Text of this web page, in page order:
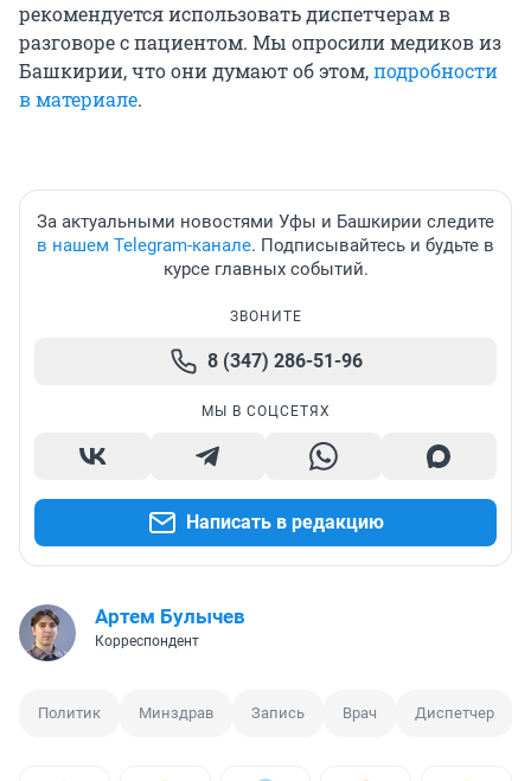
рекомендуется использовать диспетчерам в
разговоре с пациентом. Мы опросили медиков из
Башкирии, что они думают об этом,подробности
в материале.
За актуальными новостями Уфы и Башкирии следите
в нашем Telegram-канале. Подписывайтесь и будьте в
курсе главных событий.
ЗВОНИТЕ
8 (347) 286-51-96
МЫ В СОЦСЕТЯХ
Написать в редакцию
Артем Булычев
Корреспондент
Политик Минздрав Запись Врач Диспетчер